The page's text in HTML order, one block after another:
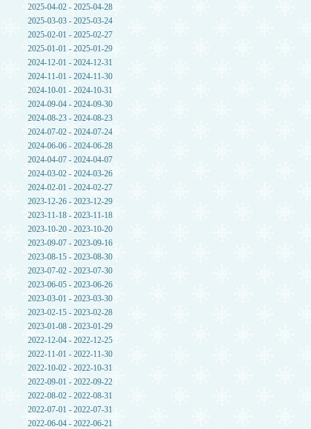
2025-04-02 - 2025-04-28
2025-03-03 - 2025-03-24
2025-02-01 - 2025-02-27
2025-01-01 - 2025-01-29
2024-12-01 - 2024-12-31
2024-11-01 - 2024-11-30
2024-10-01 - 2024-10-31
2024-09-04 - 2024-09-30
2024-08-23 - 2024-08-23
2024-07-02 - 2024-07-24
2024-06-06 - 2024-06-28
2024-04-07 - 2024-04-07
2024-03-02 - 2024-03-26
2024-02-01 - 2024-02-27
2023-12-26 - 2023-12-29
2023-11-18 - 2023-11-18
2023-10-20 - 2023-10-20
2023-09-07 - 2023-09-16
2023-08-15 - 2023-08-30
2023-07-02 - 2023-07-30
2023-06-05 - 2023-06-26
2023-03-01 - 2023-03-30
2023-02-15 - 2023-02-28
2023-01-08 - 2023-01-29
2022-12-04 - 2022-12-25
2022-11-01 - 2022-11-30
2022-10-02 - 2022-10-31
2022-09-01 - 2022-09-22
2022-08-02 - 2022-08-31
2022-07-01 - 2022-07-31
2022-06-04 - 2022-06-21